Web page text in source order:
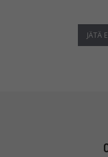
JÄTÄ